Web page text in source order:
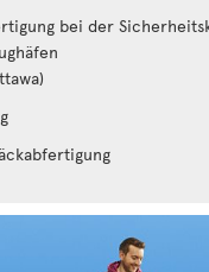
bei der